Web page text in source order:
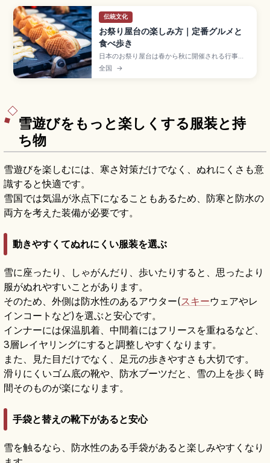
伝統文化
お祭り屋台の楽しみ方｜定番グルメと
食べ歩き
日本のお祭り屋台は春から秋に開催される行事で
並ぶ、食べ物や遊びの出店。りんご飴300〜500
円、焼きそば400〜600円、ベビーカステラ
全国 →
雪遊びをもっと楽しくする服装と持
ち物
雪遊びを楽しむには、寒さ対策だけでなく、ぬれにくさも意
識すると快適です。
雪国では気温が氷点下になることもあるため、防寒と防水の
両方を考えた装備が必要です。
動きやすくてぬれにくい服装を選ぶ
雪に座ったり、しゃがんだり、歩いたりすると、思ったより
服がぬれやすいことがあります。
そのため、外側は防水性のあるアウター(スキーウェアやレ
インコートなど)を選ぶと安心です。
インナーには保温肌着、中間着にはフリースを重ねるなど、
3層レイヤリングにすると調整しやすくなります。
また、見た目だけでなく、足元の歩きやすさも大切です。
滑りにくいゴム底の靴や、防水ブーツだと、雪の上を歩く時
間そのものが楽になります。
手袋と替えの靴下があると安心
雪を触るなら、防水性のある手袋があると楽しみやすくなり